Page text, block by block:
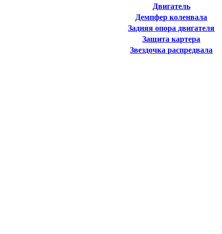
Двигатель
Демпфер коленвала
Задняя опора двигателя
Защита картера
Звездочка распредвала